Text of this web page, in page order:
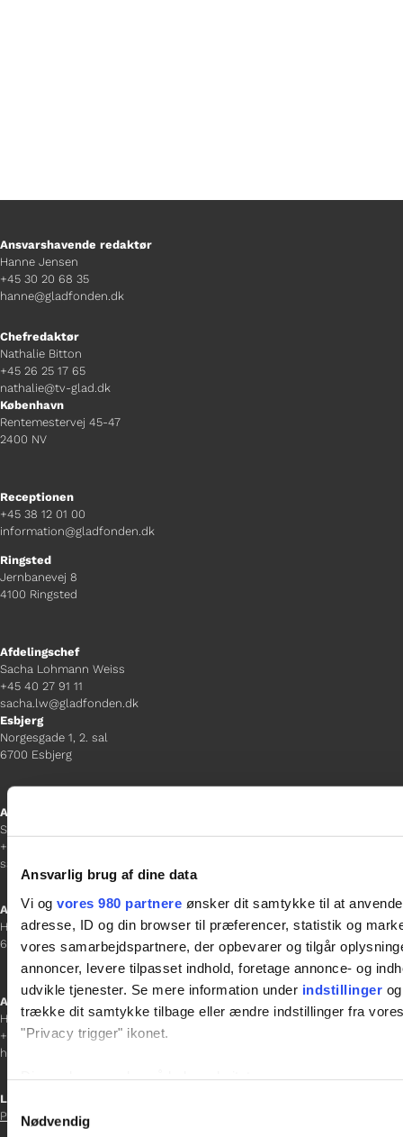
Ansvarlig brug af dine data
Vi og vores 980 partnere ønsker dit samtykke til at
adresse, ID og din browser til præferencer, statistik og
vores samarbejdspartnere, der opbevarer og tilgår
annoncer, levere tilpasset indhold, foretage annonce- og
udvikle tjenester. Se mere information under indstillinger
trække dit samtykke tilbage eller ændre indstillinger fra
"Privacy trigger" ikonet.
Vi bruger cookies til at tilpasse vores indhold og annoncer,
Samtykkevalg
Nødvendig
Ansvarshavende redaktør
Hanne Jensen
+45 30 20 68 35
hanne@gladfonden.dk
Chefredaktør
Nathalie Bitton
+45 26 25 17 65
nathalie@tv-glad.dk
København
Rentemestervej 45-47
2400 NV
Receptionen
+45 38 12 01 00
information@gladfonden.dk
Ringsted
Jernbanevej 8
4100 Ringsted
Afdelingschef
Sacha Lohmann Weiss
+45 40 27 91 11
sacha.lw@gladfonden.dk
Esbjerg
Norgesgade 1, 2. sal
6700 Esbjerg
Afdelingschef
Sanne Hansen
+45 23 69 19 35
sanne.h@gladfonden.dk
Aabenraa
H P Hanssens Gade 23, 2.
6200 Aabenraa
Afdelingschef
Helene Teichert
+45 29 37 32 41
helene.t@gladfonden.dk
Links
Persondatapolitik